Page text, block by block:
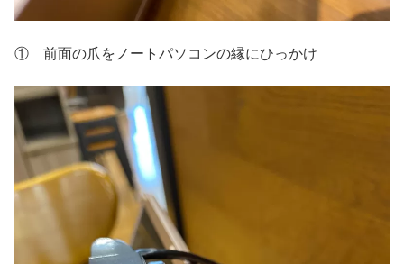
① 前面の爪をノートパソコンの縁にひっかけ